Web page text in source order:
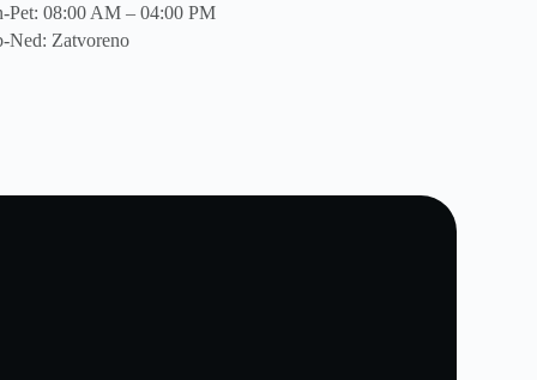
Pet: 08:00 AM – 04:00 PM
Ned: Zatvoreno